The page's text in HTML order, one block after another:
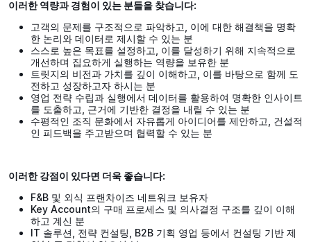
이러한 역량과 경험이 있는 분들을 찾습니다:
고객의 문제를 구조적으로 파악하고, 이에 대한 해결책을 명확
한 논리와 데이터로 제시할 수 있는 분
스스로 높은 목표를 설정하고, 이를 달성하기 위해 지속적으로
개선하며 집요하게 실행하는 역량을 보유한 분
트릿지의 비전과 가치를 깊이 이해하고, 이를 바탕으로 함께 도
전하고 성장하고자 하시는 분
영업 전략 수립과 실행에서 데이터를 활용하여 명확한 인사이트
를 도출하고, 근거에 기반한 결정을 내릴 수 있는 분
수평적인 조직 문화에서 자유롭게 아이디어를 제안하고, 건설적
인 피드백을 주고받으며 협력할 수 있는 분
이러한 강점이 있다면 더욱 좋습니다:
F&B 및 외식 프랜차이즈 네트워크 보유자
Key Account의 구매 프로세스 및 의사결정 구조를 깊이 이해
하고 계신 분
IT 솔루션, 전략 컨설팅, B2B 기획 영업 등에서 컨설팅 기반 제